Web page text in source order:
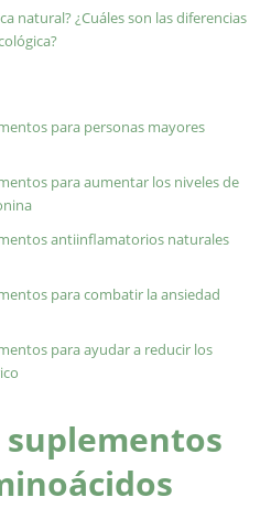
natural? ¿Cuáles son las diferencias
para personas mayores
para aumentar los niveles de
antiinflamatorios naturales
para combatir la ansiedad
para ayudar a reducir los